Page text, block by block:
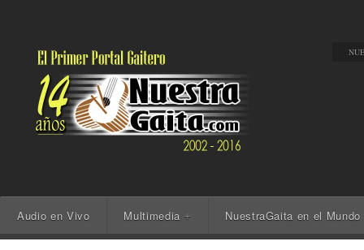
Audio en Vivo Multimedia + NuestraGaita en el Mundo